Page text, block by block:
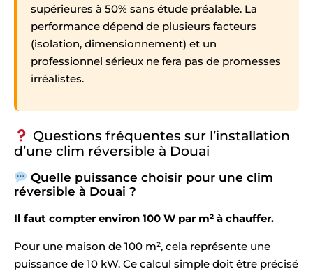
supérieures à 50% sans étude préalable. La
performance dépend de plusieurs facteurs
(isolation, dimensionnement) et un
professionnel sérieux ne fera pas de promesses
irréalistes.
Questions fréquentes sur l’installation
d’une clim réversible à Douai
Quelle puissance choisir pour une clim
réversible à Douai ?
Il faut compter environ 100 W par m² à chauffer.
Pour une maison de 100 m², cela représente une
puissance de 10 kW. Ce calcul simple doit être précisé